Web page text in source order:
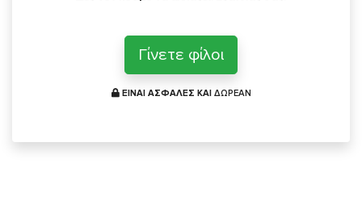
Γίνετε φίλοι
ΕΙΝΑΙ ΑΣΦΑΛΕΣ ΚΑΙ ΔΩΡΕΑΝ